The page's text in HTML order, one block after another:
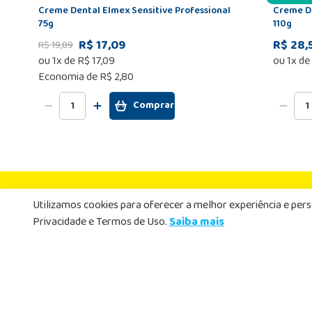
Creme Dental Elmex Sensitive Professional
75g
R$19,89 R$ 17,09
ou1x deR$17,09
Economia deR$ 2,80
Comprar
Creme
110g
R$
ou1x de
Newsletter
Cadastre-se
Utilizamos cookies para oferecer a melhor experiência e
Privacidade e Termos de Uso.Saiba mais